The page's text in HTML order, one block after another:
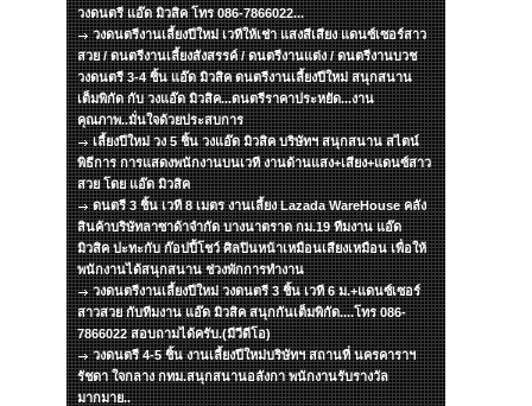
วงดนตรี แอ๊ด มิวสิค โทร 086-7866022...
วงดนตรีงานเลี้ยงปีใหม่ เวทีให้เช่า แสงสีเสียง แดนซ์เซอร์สาว
สวย / ดนตรีงานเลี้ยงสังสรรค์ / ดนตรีงานแต่ง / ดนตรีงานบวช
วงดนตรี 3-4 ชิ้น แอ๊ด มิวสิค ดนตรีงานเลี้ยงปีใหม่ สนุกสนาน
เต็มพิกัด กับ วงแอ๊ด มิวสิค...ดนตรีราคาประหยัด...งาน
คุณภาพ..มั่นใจด้วยประสบการ
เลี้ยงปีใหม่ วง 5 ชิ้น วงแอ๊ด มิวสิค บริษัทฯ สนุกสนาน สไตน์
พิธีการ การแสดงพนักงานบนเวที งานด้านแสง+เสียง+แดนซ์สาว
สวย โดย แอ๊ด มิวสิค
ดนตรี 3 ชิ้น เวที 8 เมตร งานเลี้ยง Lazada WareHouse คลัง
สินค้าบริษัทลาซาด้าจำกัด บางนาตราด กม.19 ทีมงาน แอ๊ด
มิวสิค ปะทะกับ ก๊อปปี้โชว์ ศิลปินหน้าเหมือนเสียงเหมือน เพื่อให้
พนักงานได้สนุกสนาน ช่วงพักการทำงาน
วงดนตรีงานเลี้ยงปีใหม่ วงดนตรี 3 ชิ้น เวที 6 ม.+แดนซ์เซอร์
สาวสวย กับทีมงาน แอ๊ด มิวสิค สนุกกันเต็มพิกัด....โทร 086-
7866022 สอบถามได้ครับ.(มีวีดีโอ)
วงดนตรี 4-5 ชิ้น งานเลี้ยงปีใหม่บริษัทฯ สถานที่ นครคาราฯ
รัชดา ใจกลาง กทม.สนุกสนานอลังกา พนักงานรับรางวัล
มากมาย..